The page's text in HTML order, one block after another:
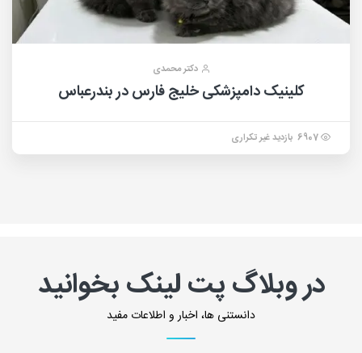
دکتر محمدی
کلینیک دامپزشکی خلیج فارس در بندرعباس
6907 بازدید غیر تکراری
در وبلاگ پت لینک بخوانید
دانستنی ها، اخبار و اطلاعات مفید